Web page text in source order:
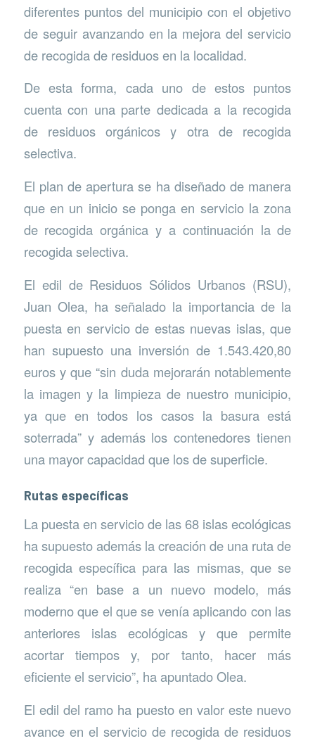
diferentes puntos del municipio con el objetivo
de seguir avanzando en la mejora del servicio
de recogida de residuos en la localidad.
De esta forma, cada uno de estos puntos
cuenta con una parte dedicada a la recogida
de residuos orgánicos y otra de recogida
selectiva.
El plan de apertura se ha diseñado de manera
que en un inicio se ponga en servicio la zona
de recogida orgánica y a continuación la de
recogida selectiva.
El edil de Residuos Sólidos Urbanos (RSU),
Juan Olea, ha señalado la importancia de la
puesta en servicio de estas nuevas islas, que
han supuesto una inversión de 1.543.420,80
euros y que “sin duda mejorarán notablemente
la imagen y la limpieza de nuestro municipio,
ya que en todos los casos la basura está
soterrada” y además los contenedores tienen
una mayor capacidad que los de superficie.
Rutas específicas
La puesta en servicio de las 68 islas ecológicas
ha supuesto además la creación de una ruta de
recogida específica para las mismas, que se
realiza “en base a un nuevo modelo, más
moderno que el que se venía aplicando con las
anteriores islas ecológicas y que permite
acortar tiempos y, por tanto, hacer más
eficiente el servicio”, ha apuntado Olea.
El edil del ramo ha puesto en valor este nuevo
avance en el servicio de recogida de residuos